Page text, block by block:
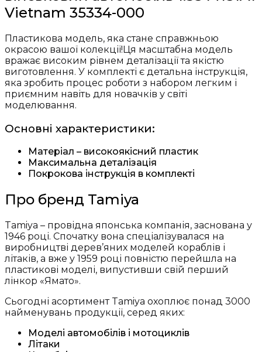
Vietnam 35334-000
Пластикова модель, яка стане справжньою
окрасою вашої колекції!Ця масштабна модель
вражає високим рівнем деталізації та якістю
виготовлення. У комплекті є детальна інструкція,
яка зробить процес роботи з набором легким і
приємним навіть для новачків у світі
моделювання.
Основні характеристики:
Матеріал – високоякісний пластик
Максимальна деталізація
Покрокова інструкція в комплекті
Про бренд Tamiya
Tamiya – провідна японська компанія, заснована у
1946 році. Спочатку вона спеціалізувалася на
виробництві дерев’яних моделей кораблів і
літаків, а вже у 1959 році повністю перейшла на
пластикові моделі, випустивши свій перший
лінкор «Ямато».
Сьогодні асортимент Tamiya охоплює понад 3000
найменувань продукції, серед яких:
Моделі автомобілів і мотоциклів
Літаки